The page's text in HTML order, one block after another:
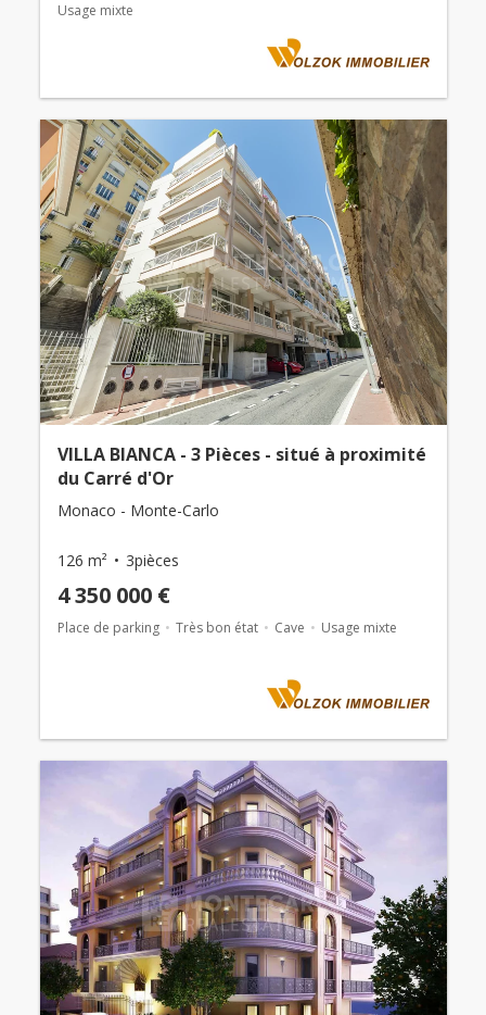
Usage mixte
VILLA BIANCA - 3 Pièces - situé à proximité
du Carré d'Or
Monaco - Monte-Carlo
126 m² 3pièces
4 350 000 €
Place de parking Très bon état Cave Usage mixte